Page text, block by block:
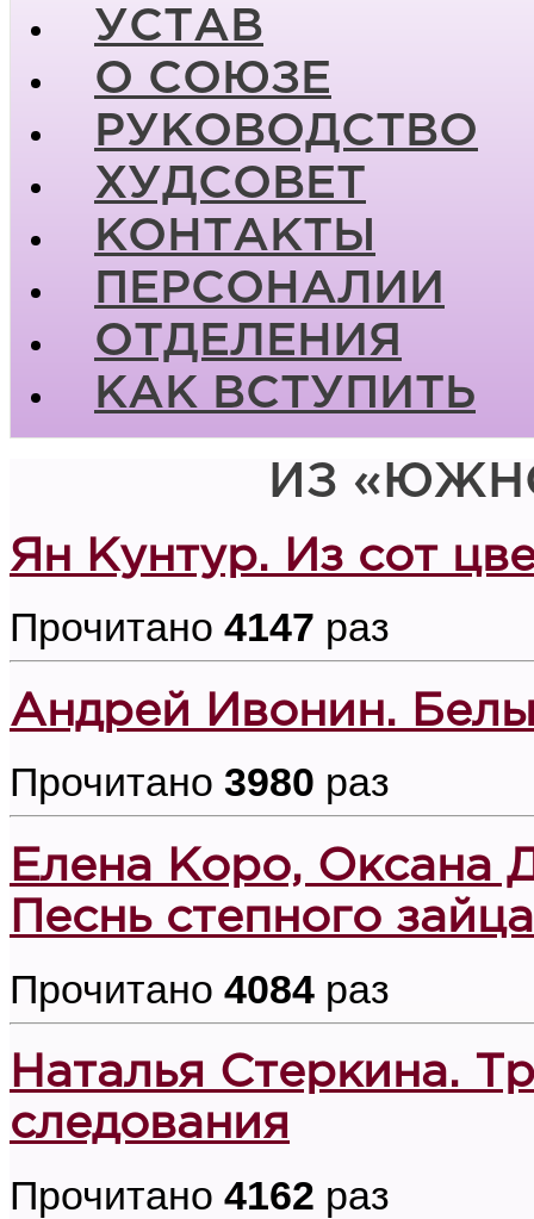
УСТАВ
О СОЮЗЕ
РУКОВОДСТВО
ХУДСОВЕТ
КОНТАКТЫ
ПЕРСОНАЛИИ
ОТДЕЛЕНИЯ
КАК ВСТУПИТЬ
ИЗ
Ян Кунтур. Из сот
Прочитано 4147 раз
Андрей Ивонин.
Прочитано 3980 раз
Елена Коро, Оксана
Песнь степного зайца
Прочитано 4084 раз
Наталья Стеркина.
следования
Прочитано 4162 раз